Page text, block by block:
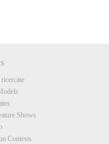
Shows
Contests